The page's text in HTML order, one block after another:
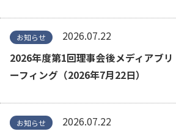
お知らせ
2026.07.22
2026年度第1回理事会後メディアブリ
ーフィング（2026年7月22日）
お知らせ
2026.07.22